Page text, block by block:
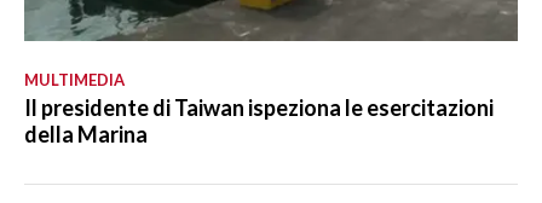
MULTIMEDIA
Il presidente di Taiwan ispeziona le esercitazioni
della Marina